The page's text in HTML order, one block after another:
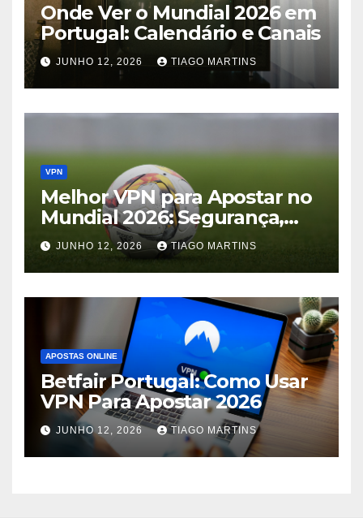
Onde Ver o Mundial 2026 em
Portugal: Calendário e Canais
JUNHO 12, 2026 TIAGO MARTINS
VPN
Melhor VPN para Apostar no
Mundial 2026: Segurança,
Acesso e Privacidade
JUNHO 12, 2026 TIAGO MARTINS
APOSTAS ONLINE
Betfair Portugal: Como Usar
VPN Para Apostar 2026
JUNHO 12, 2026 TIAGO MARTINS